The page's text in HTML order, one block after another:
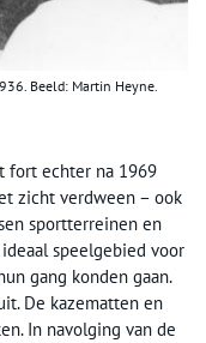
Beeld: Martin Heyne.
fort echter na 1969
zicht verdween – ook
sportterreinen en
speelgebied voor
gang konden gaan.
De kazematten en
In navolging van de